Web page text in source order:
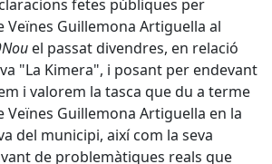
fetes públiques per
Veïnes Guillemona Artiguella al
el passat divendres, en relació
"La Kimera", i posant per endevant
i valorem la tasca que du a terme
Veïnes Guillemona Artiguella en la
del municipi, així com la seva
de problemàtiques reals que